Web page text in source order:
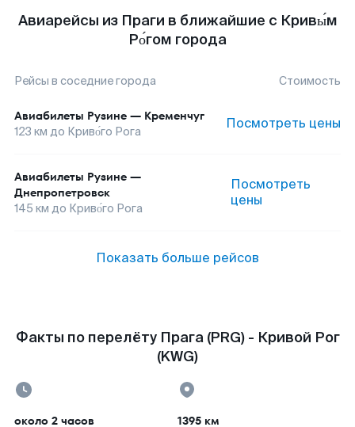
Авиарейсы из Праги в ближайшие с Кривы́м
Ро́гом города
Рейсы в соседние города Стоимость
Авиабилеты Рузине — Кременчуг
123 км до Криво́го Рога Посмотреть цены
Авиабилеты Рузине —
Днепропетровск
145 км до Криво́го Рога
Посмотреть
цены
Показать больше рейсов
Факты по перелёту Прага (PRG) - Кривой Рог
(KWG)
около 2 часов 1395 км